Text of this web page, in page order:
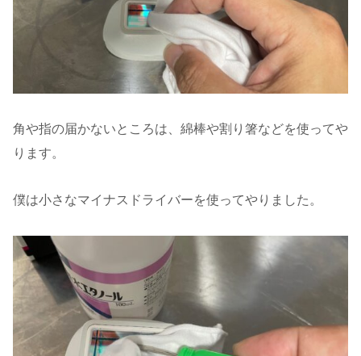
角や指の届かないところは、綿棒や割り箸などを使ってや
ります。
僕は小さなマイナスドライバーを使ってやりました。